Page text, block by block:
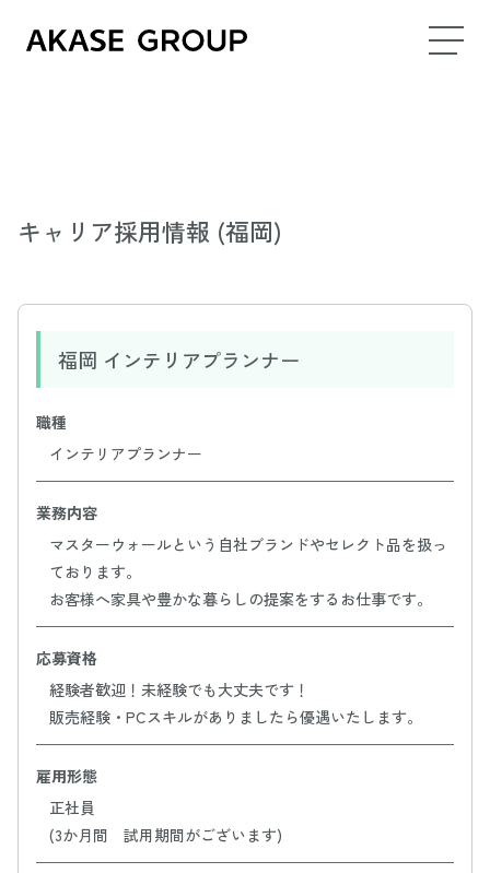
キャリア採用情報 (福岡)
福岡 インテリアプランナー
職種
インテリアプランナー
業務内容
マスターウォールという自社ブランドやセレクト品を扱っ
ております。
お客様へ家具や豊かな暮らしの提案をするお仕事です。
応募資格
経験者歓迎！未経験でも大丈夫です！
販売経験・PCスキルがありましたら優遇いたします。
雇用形態
正社員
(3か月間 試用期間がございます)